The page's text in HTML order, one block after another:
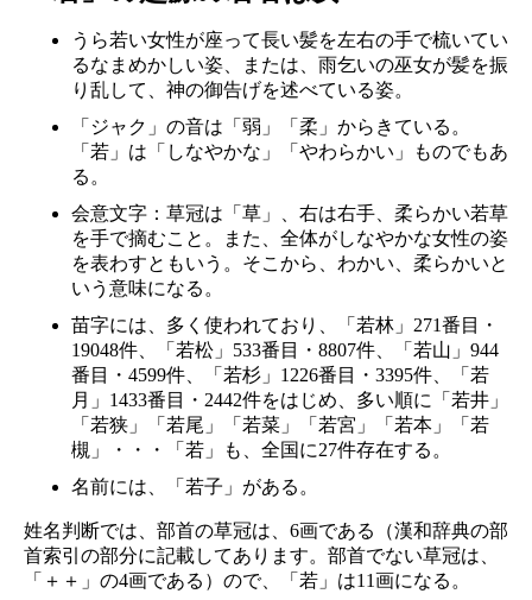
うら若い女性が座って長い髪を左右の手で梳いてい
るなまめかしい姿、または、雨乞いの巫女が髪を振
り乱して、神の御告げを述べている姿。
「ジャク」の音は「弱」「柔」からきている。
「若」は「しなやかな」「やわらかい」ものでもあ
る。
会意文字：草冠は「草」、右は右手、柔らかい若草
を手で摘むこと。また、全体がしなやかな女性の姿
を表わすともいう。そこから、わかい、柔らかいと
いう意味になる。
苗字には、多く使われており、「若林」271番目・
19048件、「若松」533番目・8807件、「若山」944
番目・4599件、「若杉」1226番目・3395件、「若
月」1433番目・2442件をはじめ、多い順に「若井」
「若狭」「若尾」「若菜」「若宮」「若本」「若
槻」・・・「若」も、全国に27件存在する。
名前には、「若子」がある。
姓名判断では、部首の草冠は、6画である（漢和辞典の部
首索引の部分に記載してあります。部首でない草冠は、
「＋＋」の4画である）ので、「若」は11画になる。